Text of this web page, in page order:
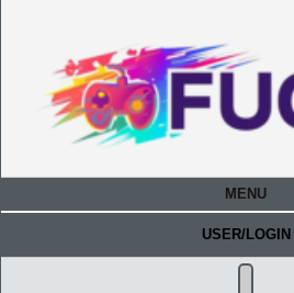
MENU
USER/LOGIN